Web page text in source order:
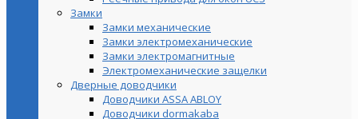
Замки
Замки механические
Замки электромеханические
Замки электромагнитные
Электромеханические защелки
Дверные доводчики
Доводчики ASSA ABLOY
Доводчики dormakaba